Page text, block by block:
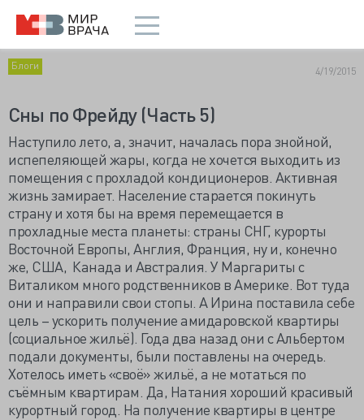
Блоги 4/19/2015
Сны по Фрейду (Часть 5)
Наступило лето, а, значит, началась пора знойной,
испепеляющей жары, когда не хочется выходить из
помещения с прохладой кондиционеров. Активная
жизнь замирает. Население старается покинуть
страну и хотя бы на время перемещается в
прохладные места планеты: страны СНГ, курорты
Восточной Европы, Англия, Франция, ну и, конечно
же, США, Канада и Австралия. У Маргариты с
Виталиком много родственников в Америке. Вот туда
они и направили свои стопы. А Ирина поставила себе
цель – ускорить получение амидаровской квартиры
(социальное жильё). Года два назад они с Альбертом
подали документы, были поставлены на очередь.
Хотелось иметь «своё» жильё, а не мотаться по
съёмным квартирам. Да, Натания хороший красивый
курортный город. На получение квартиры в центре